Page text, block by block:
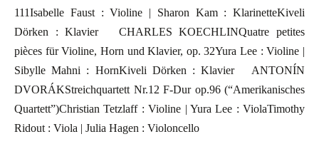
111Isabelle Faust : Violine | Sharon Kam : KlarinetteKiveli
Dörken : Klavier CHARLES KOECHLINQuatre petites
pièces für Violine, Horn und Klavier, op. 32Yura Lee : Violine |
Sibylle Mahni : HornKiveli Dörken : Klavier ANTONÍN
DVORÁKStreichquartett Nr.12 F-Dur op.96 (“Amerikanisches
Quartett”)Christian Tetzlaff : Violine | Yura Lee : ViolaTimothy
Ridout : Viola | Julia Hagen : Violoncello